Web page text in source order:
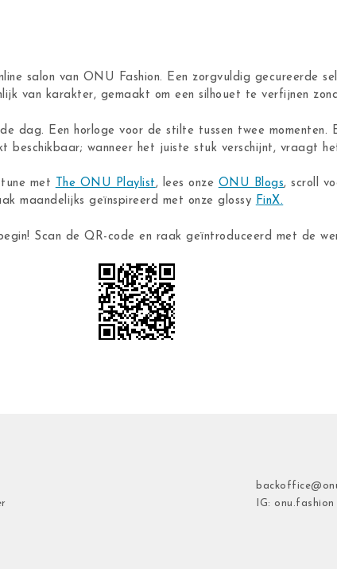
salon van ONU Fashion. Een zorgvuldig gecureerde
van karakter, gemaakt om een silhouet te verfijnen
dag. Een horloge voor de stilte tussen twee momenten.
beschikbaar; wanneer het juiste stuk verschijnt, vraagt
met The ONU Playlist, lees onze ONU Blogs, scroll
maandelijks geïnspireerd met onze glossy FinX.
Scan de QR-code en raak geïntroduceerd met de
IG: onu.fashion